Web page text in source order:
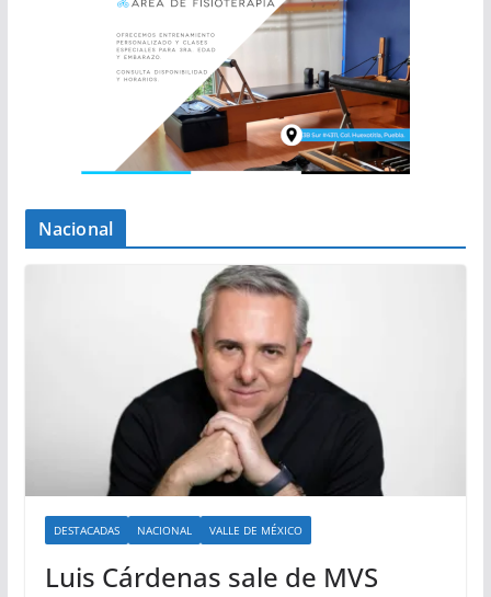
Nacional
DESTACADAS NACIONAL VALLE DE MÉXICO
Luis Cárdenas sale de MVS